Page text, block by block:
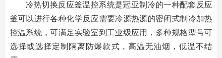
冷热切换反应釜温控系统是冠亚制冷的一种配套反应
釜可以进行各种化学反应需要冷源热源的密闭式制冷加热
控温系统，可满足实验室到工业级应用，多种规格型号可
选择或选择定制隔离防爆款式，高温无油烟，低温不结